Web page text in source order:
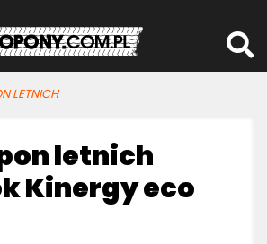
LETNICH
letnich
Kinergy eco